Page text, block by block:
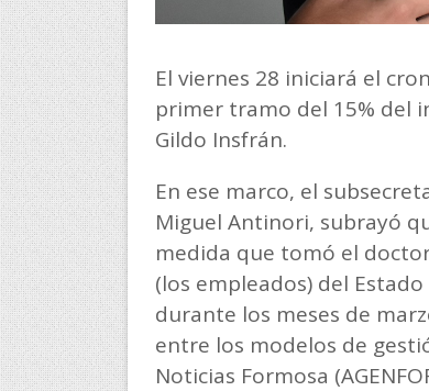
El viernes 28 iniciará el
primer tramo del 15% del
Gildo Insfrán.
En ese marco, el
Miguel Antinori, subrayó
medida que tomó el
(los empleados) del
durante los meses de
entre los modelos de
Noticias Formosa